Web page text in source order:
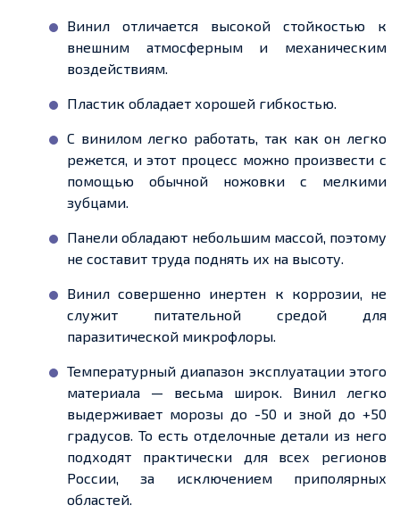
Винил отличается высокой стойкостью к
внешним атмосферным и механическим
воздействиям.
Пластик обладает хорошей гибкостью.
С винилом легко работать, так как он легко
режется, и этот процесс можно произвести с
помощью обычной ножовки с мелкими
зубцами.
Панели обладают небольшим массой, поэтому
не составит труда поднять их на высоту.
Винил совершенно инертен к коррозии, не
служит питательной средой для
паразитической микрофлоры.
Температурный диапазон эксплуатации этого
материала — весьма широк. Винил легко
выдерживает морозы до -50 и зной до +50
градусов. То есть отделочные детали из него
подходят практически для всех регионов
России, за исключением приполярных
областей.